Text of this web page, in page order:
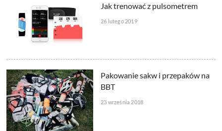
Jak trenować z pulsometrem
26 lutego 2019
Pakowanie sakw i przepaków na
BBT
23 września 2018